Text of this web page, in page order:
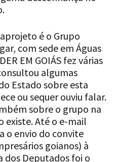
é o Grupo
com sede em Águas
EM GOIÁS fez várias
algumas
Estado sobre esta
ou sequer ouviu falar.
sobre o grupo na
existe. Até o e-mail
o envio do convite
goianos) à
dos Deputados foi o